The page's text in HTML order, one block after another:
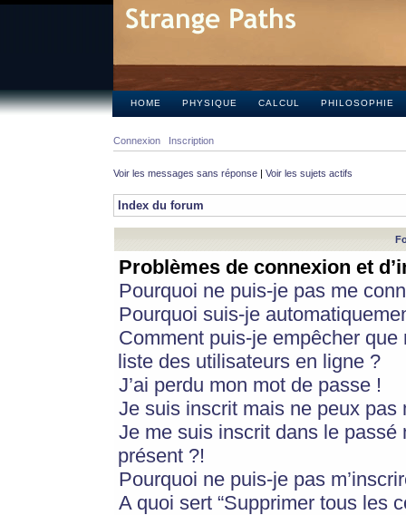
HOME PHYSIQUE CALCUL PHILOSOPHIE
Connexion Inscription
Voir les messages sans réponse | Voir les sujets actifs
Index du forum
Problèmes de connexion et
Pourquoi ne puis-je pas me
Pourquoi suis-je
Comment puis-je empêcher
liste des utilisateurs en ligne ?
J’ai perdu mon mot de passe !
Je suis inscrit mais ne peux pas
Je me suis inscrit dans le
présent ?!
Pourquoi ne puis-je pas
A quoi sert “Supprimer tous les